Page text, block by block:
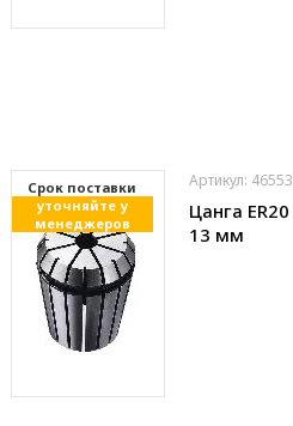
Cрок поставки
уточняйте у
менеджеров
Артикул: 46553
Цанга ER20
13 мм